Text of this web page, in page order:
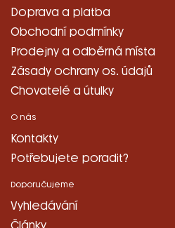
Doprava a platba
Obchodní podmínky
Prodejny a odběrná místa
Zásady ochrany os. údajů
Chovatelé a útulky
O nás
Kontakty
Potřebujete poradit?
Doporučujeme
Vyhledávání